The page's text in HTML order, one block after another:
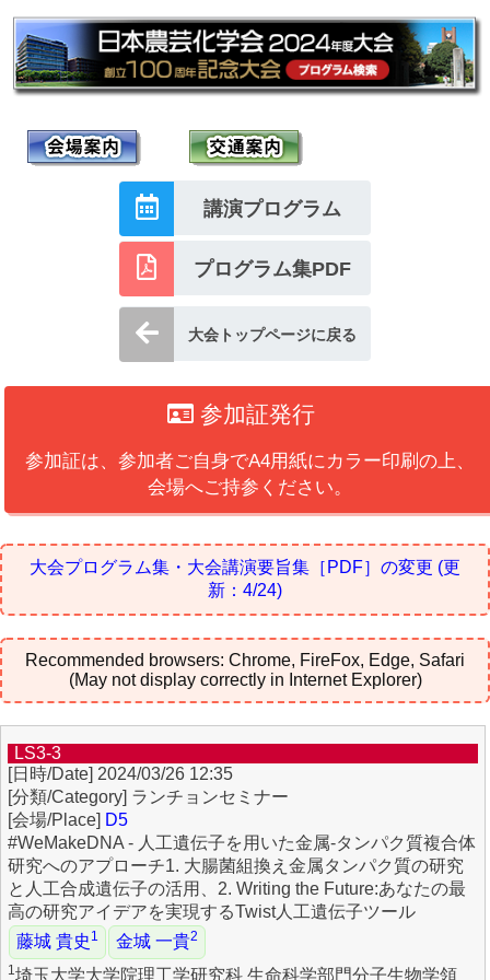
講演プログラム
プログラム集PDF
大会トップページに戻る
参加証発行
参加証は、参加者ご自身でA4用紙にカラー印刷の上、
会場へご持参ください。
大会プログラム集・大会講演要旨集［PDF］の変更 (更
新：4/24)
Recommended browsers: Chrome, FireFox, Edge, Safari
(May not display correctly in Internet Explorer)
LS3-3
2024/03/26 12:35
ランチョンセミナー
D5
#WeMakeDNA - 人工遺伝子を用いた金属-タンパク質複合体
研究へのアプローチ1. 大腸菌組換え金属タンパク質の研究
と人工合成遺伝子の活用、2. Writing the Future:あなたの最
高の研究アイデアを実現するTwist人工遺伝子ツール
藤城 貴史 1 金城 一貴2
1埼玉大学大学院理工学研究科 生命科学部門分子生物学領